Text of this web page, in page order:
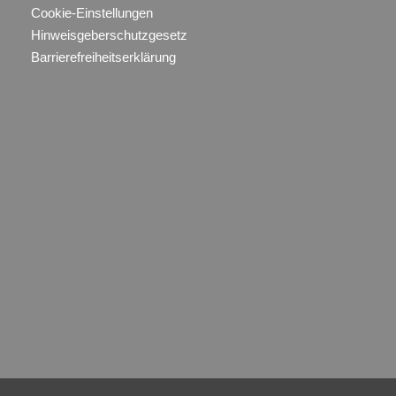
Cookie-Einstellungen
Hinweisgeberschutzgesetz
Barrierefreiheitserklärung